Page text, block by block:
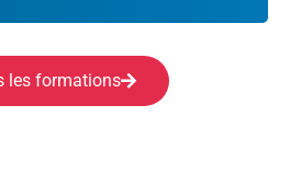
les formations